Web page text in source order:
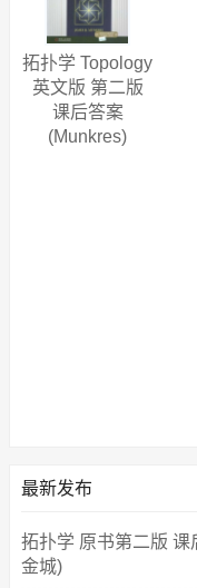
拓扑学 Topology
英文版 第二版
课后答案
(Munkres)
最新发布
拓扑学 原书第二版 课
金城)